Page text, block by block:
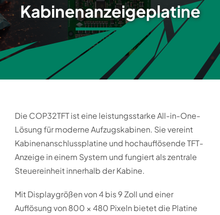
Kabinenanzeigeplatine
Die COP32TFT ist eine leistungsstarke All-in-One-
Lösung für moderne Aufzugskabinen. Sie vereint
Kabinenanschlussplatine und hochauflösende TFT-
Anzeige in einem System und fungiert als zentrale
Steuereinheit innerhalb der Kabine.
Mit Displaygrößen von 4 bis 9 Zoll und einer
Auflösung von 800 × 480 Pixeln bietet die Platine